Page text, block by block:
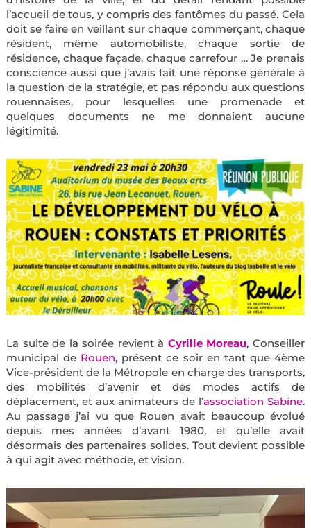
l’accueil de tous, y compris des fantômes du passé. Cela
doit se faire en veillant sur chaque commerçant, chaque
résident, même automobiliste, chaque sortie de
résidence, chaque façade, chaque carrefour … Je prenais
conscience aussi que j’avais fait une réponse générale à
la question de la stratégie, et pas répondu aux questions
rouennaises, pour lesquelles une promenade et
quelques documents ne me donnaient aucune
légitimité.
La suite de la soirée revient à Cyrille Moreau, Conseiller
municipal de Rouen, présent ce soir en tant que 4ème
Vice-président de la Métropole en charge des transports,
des mobilités d’avenir et des modes actifs de
déplacement, et aux animateurs de l’association Sabine.
Au passage j’ai vu que Rouen avait beaucoup évolué
depuis mes années d’avant 1980, et qu’elle avait
désormais des partenaires solides. Tout devient possible
à qui agit avec méthode, et vision.